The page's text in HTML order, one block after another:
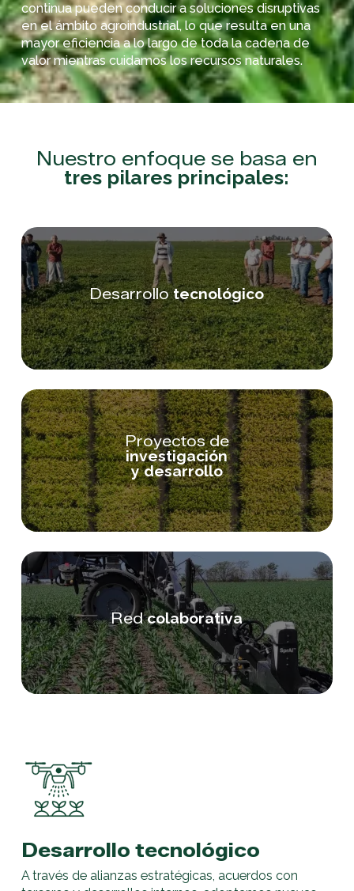
continua pueden conducir a soluciones disruptivas
en el ámbito agroindustrial, lo que resulta en una
mayor eficiencia a lo largo de toda la cadena de
valor mientras cuidamos los recursos naturales.
Nuestro enfoque se basa en
tres pilares principales:
Desarrollotecnológico
Proyectos de
investigación
y desarrollo
Redcolaborativa
Desarrollo tecnológico
A través de alianzas estratégicas, acuerdos con